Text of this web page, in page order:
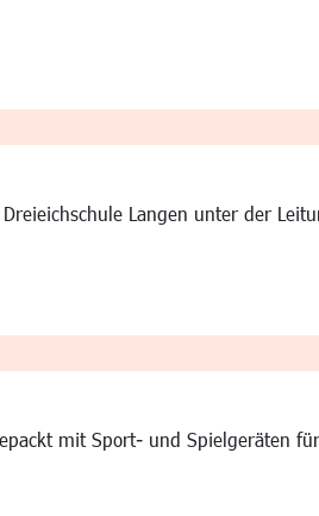
Langen unter der
mit Sport- und Spielgeräten